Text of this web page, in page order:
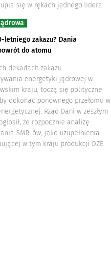
się w rękach jednego lidera.
letniego zakazu? Dania
do atomu
dekadach zakazu
energetyki jądrowej w
kraju, toczą się polityczne
dokonać ponownego przełomu w
Rząd Dani w zeszłym
że rozpocznie analizę
SMR-ów, jako uzupełnienia
w tym kraju produkcji OZE.